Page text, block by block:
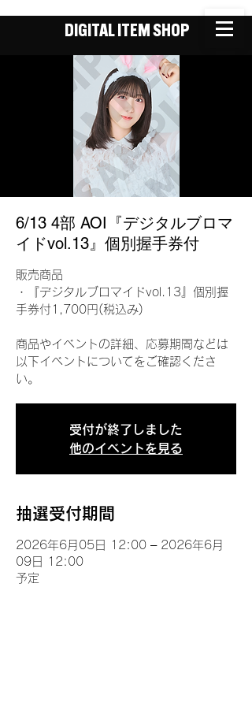
DIGITAL ITEM SHOP
6/13 4部 AOI『デジタルブロマ
イドvol.13』個別握手券付
販売商品
・『デジタルブロマイドvol.13』個別握
手券付1,700円(税込み)
商品やイベントの詳細、応募期間などは
以下イベントについてをご確認くださ
い。
受付が終了しました
他のイベントを見る
抽選受付期間
2026年6月05日 12:00 – 2026年6月
09日 12:00
予定